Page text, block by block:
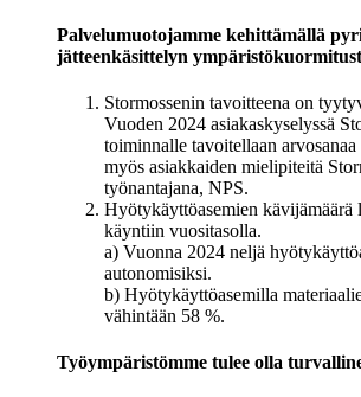
Palvelumuotojamme kehittämällä
jätteenkäsittelyn
Stormossenin tavoitteena on
Vuoden 2024 asiakaskyselyssä
toiminnalle tavoitellaan
myös asiakkaiden mielipiteitä
työnantajana, NPS.
Hyötykäyttöasemien kävijämäärä
käyntiin vuositasolla.
a) Vuonna 2024 neljä
autonomisiksi.
b) Hyötykäyttöasemilla
vähintään 58 %.
Työympäristömme tulee olla